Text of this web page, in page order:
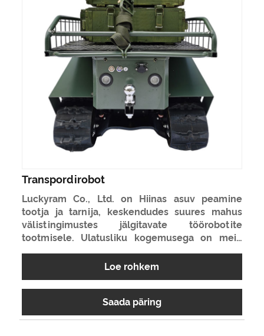
Transpordirobot
Luckyram Co., Ltd. on Hiinas asuv peamine
tootja ja tarnija, keskendudes suures mahus
välistingimustes jälgitavate töörobotite
tootmisele. Ulatusliku kogemusega on meid
jälitatavate sõidukite kavandamisele,
transpordirobotid näitavad kvaliteetseid tooteid
suurepärase kulutõhususega. Oleme põnevil, et
edendada teiega Hiinas pikaajalist partnerlust.
Loe rohkem
Saada päring